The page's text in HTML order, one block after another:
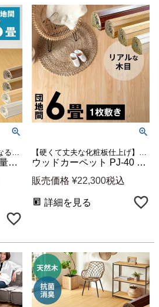
敷くだけでフローリングになる団地間6畳用ウッドカーペット
硬くて丈夫な表面の軽量ウッドカーペット GA-60 団地間6畳用 約243×345cm (低ホルマリン・1梱包) [cpt-ga-60-d60]
【硬くて丈夫な化粧板仕上げ】団地間6畳用ウッドカーペット
ウッドカーペット PJ-40 団地間6畳用 約243×345cm 特殊エンボス加工 1梱包 [cpt-pj40-d60]
販売価格 ¥22,300税込
詳細を見る